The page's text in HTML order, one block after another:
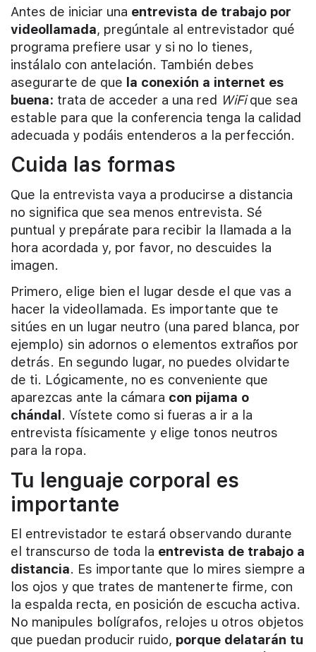
Antes de iniciar una entrevista de trabajo por
videollamada, pregúntale al entrevistador qué
programa prefiere usar y si no lo tienes,
instálalo con antelación. También debes
asegurarte de que la conexión a internet es
buena: trata de acceder a una red WiFique sea
estable para que la conferencia tenga la calidad
adecuada y podáis entenderos a la perfección.
Cuida las formas
Que la entrevista vaya a producirse a distancia
no significa que sea menos entrevista. Sé
puntual y prepárate para recibir la llamada a la
hora acordada y, por favor, no descuides la
imagen.
Primero, elige bien el lugar desde el que vas a
hacer la videollamada. Es importante que te
sitúes en un lugar neutro (una pared blanca, por
ejemplo) sin adornos o elementos extraños por
detrás. En segundo lugar, no puedes olvidarte
de ti. Lógicamente, no es conveniente que
aparezcas ante la cámara con pijama o
chándal . Vístete como si fueras a ir a la
entrevista físicamente y elige tonos neutros
para la ropa.
Tu lenguaje corporal es
importante
El entrevistador te estará observando durante
el transcurso de toda la entrevista de trabajo a
distancia. Es importante que lo mires siempre a
los ojos y que trates de mantenerte firme, con
la espalda recta, en posición de escucha activa.
No manipules bolígrafos, relojes u otros objetos
que puedan producir ruido, porque delatarán tu